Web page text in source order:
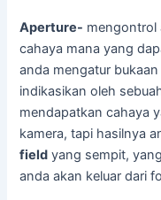
Aperture- mengontrol
cahaya mana yang
anda mengatur
indikasikan oleh
mendapatkan cahaya
kamera, tapi hasilnya
field yang sempit,
anda akan keluar dari